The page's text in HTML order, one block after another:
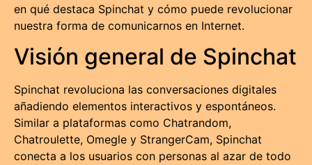
en qué destaca Spinchat y cómo puede revolucionar
nuestra forma de comunicarnos en Internet.
Visión general de Spinchat
Spinchat revoluciona las conversaciones digitales
añadiendo elementos interactivos y espontáneos.
Similar a plataformas como Chatrandom,
Chatroulette, Omegle y StrangerCam, Spinchat
conecta a los usuarios con personas al azar de todo